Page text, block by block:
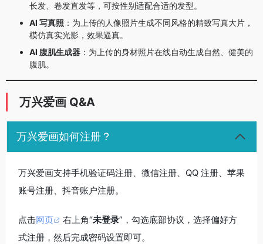
长发、卷发直发等，可按性别适配合适的发型。
AI 写真照 ：为上传的人像照片生成不同风格的精致写真大片，
模仿真实光影，效果逼真。
AI 腹肌生成器 ：为上传的身材照片在线自动生成自然、健美的
腹肌。
万兴爱画 Q&A
万兴爱画如何注册？
万兴爱画支持手机验证码注册、微信注册、QQ 注册、苹果
账号注册、抖音账户注册。
点击网页 右上角“未登录”，勾选底部协议，选择偏好方
式注册，然后完成密码设置即可。